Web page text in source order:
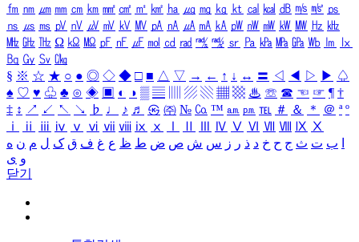
㎙ ㎚ ㎛ ㎜ ㎝ ㎞ ㎟ ㎠ ㎡ ㎢ ㏊ ㎍ ㎎ ㎏ ㏏ ㎈ ㎉ ㏈ ㎧ ㎨ ㎰
㎱ ㎲ ㎳ ㎴ ㎵ ㎶ ㎷ ㎸ ㎹ ㎀ ㎁ ㎂ ㎃ ㎄ ㎺ ㎻ ㎽ ㎾ ㎿ ㎐ ㎑
㎒ ㎓ ㎔ Ω ㏀ ㏁ ㎊ ㎋ ㎌ ㏖ ㏅ ㎭ ㎮ ㎯ ㏛ ㎩ ㎪ ㎫ ㎬ ㏝ ㏐
㏓
㏃ ㏉ ㏜ ㏆
§ ※ ☆ ★ ○ ● ◎ ◇ ◆ □ ■ △ ▽ → ← ↑ ↓ ↔ 〓 ◁ ◀ ▷ ▶ ♤
♠ ♡ ♥ ♧ ♣ ⊙ ◈ ▣ ◐ ◑ ▒ ▤ ▨ ▧ ▦ ▩ ♨ ☏ ☎ ☜ ☞ ¶ †
‡ ↕ ↗ ↙ ↖ ↘ ♭ ♩ ♪ ♬ ㉿ ㈜ № ㏇ ™ ㏂ ㏘ ℡ ＃ ＆ ＊ ＠ ª º
ⅰ
ⅱ ⅲ ⅳ ⅴ ⅵ ⅶ ⅷ ⅸ ⅹ Ⅳ Ⅴ Ⅵ Ⅶ Ⅷ Ⅸ Ⅹ
ب ت ث ج ح خ د ذ ر ز س ش ص ض ط ظ ع غ ف ق ک ل م ن ه
و ی
닫기